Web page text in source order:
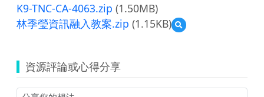
K9-TNC-CA-4063.zip (1.50MB)
林季瑩資訊融入教案.zip (1.15KB)
預
覽
資
訊
資源評論或心得分享